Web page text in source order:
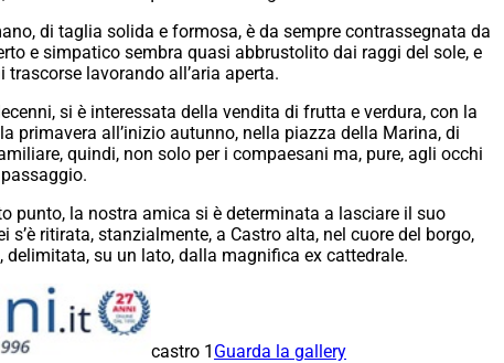
di taglia solida e formosa, è da sempre contrassegnata da
e simpatico sembra quasi abbrustolito dai raggi del sole, e
lavorando all’aria aperta.
si è interessata della vendita di frutta e verdura, con la
primavera all’inizio autunno, nella piazza della Marina, di
quindi, non solo per i compaesani ma, pure, agli occhi
punto, la nostra amica si è determinata a lasciare il suo
ritirata, stanzialmente, a Castro alta, nel cuore del borgo,
su un lato, dalla magnifica ex cattedrale.
castro 1 Guarda la gallery